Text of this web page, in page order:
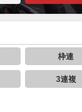
枠連
3連複